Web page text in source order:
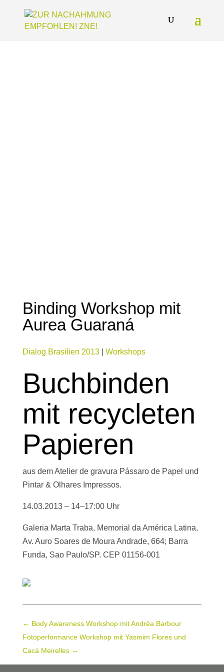
Binding Workshop mit
Aurea Guaraná
Dialog Brasilien 2013| Workshops
Buchbinden
mit recycleten
Papieren
aus dem Atelier de gravura Pássaro de Papel und
Pintar & Olhares Impressos.
14.03.2013 – 14–17:00 Uhr
Galeria Marta Traba, Memorial da América Latina,
Av. Auro Soares de Moura Andrade, 664; Barra
Funda, Sao Paulo/SP. CEP 01156-001
← Body Awareness Workshop mit Andréa Barbour
Fotoperformance Workshop mit Yasmim Flores und
Cacá Meirelles→